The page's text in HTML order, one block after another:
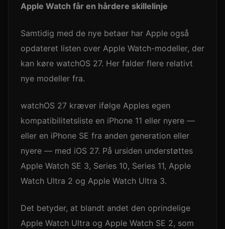
Apple Watch får en hårdere skillelinje
Samtidig med de nye betaer har Apple også
opdateret listen over Apple Watch-modeller, der
kan køre watchOS 27. Her falder flere relativt
nye modeller fra.
watchOS 27 kræver ifølge Apples egen
kompatibilitetsliste en iPhone 11 eller nyere —
eller en iPhone SE fra anden generation eller
nyere — med iOS 27. På ursiden understøttes
Apple Watch SE 3, Series 10, Series 11, Apple
Watch Ultra 2 og Apple Watch Ultra 3.
Det betyder, at blandt andet den oprindelige
Apple Watch Ultra og Apple Watch SE 2, som